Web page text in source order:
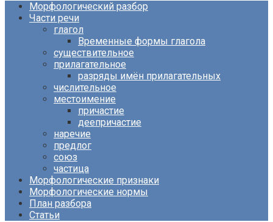
Морфологический разбор
Части речи
глагол
Временные формы глагола
существительное
прилагательное
разряды имён прилагательных
числительное
местоимение
причастие
деепричастие
наречие
предлог
союз
частица
Морфологические признаки
Морфологические нормы
План разбора
Статьи